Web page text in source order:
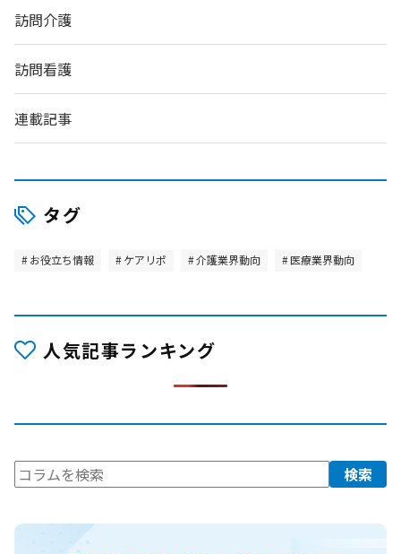
訪問介護
訪問看護
連載記事
タグ
お役立ち情報 ケアリポ 介護業界動向 医療業界動向
人気記事ランキング
検
検索